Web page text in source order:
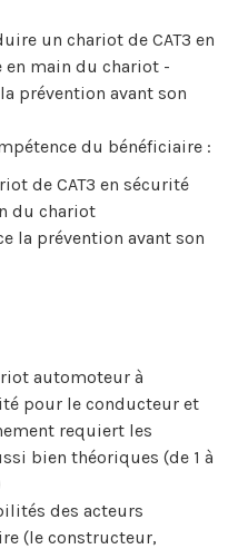
un chariot de CAT3 en
en main du chariot -
prévention avant son
du bénéficiaire :
de CAT3 en sécurité
du chariot
la prévention avant son
automoteur à
pour le conducteur et
requiert les
bien théoriques (de 1 à
des acteurs
(le constructeur,